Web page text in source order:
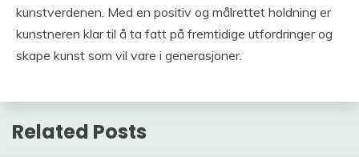
kunstverdenen. Med en positiv og målrettet holdning er
kunstneren klar til å ta fatt på fremtidige utfordringer og
skape kunst som vil vare i generasjoner.
Related Posts